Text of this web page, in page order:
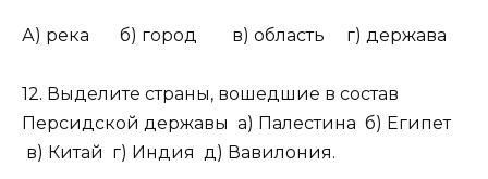
А) река б) город в) область г) держава
12. Выделите страны, вошедшие в состав
Персидской державы а) Палестина б) Египет
в) Китай г) Индия д) Вавилония.